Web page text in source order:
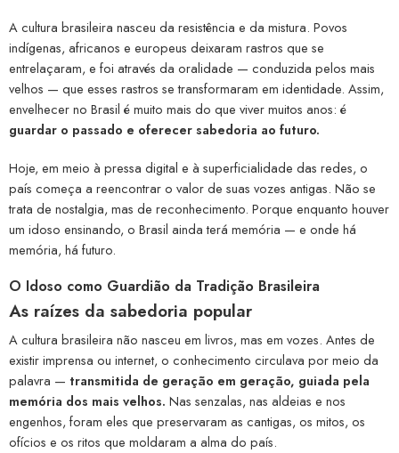
A cultura brasileira nasceu da resistência e da mistura. Povos
indígenas, africanos e europeus deixaram rastros que se
entrelaçaram, e foi através da oralidade — conduzida pelos mais
velhos — que esses rastros se transformaram em identidade. Assim,
envelhecer no Brasil é muito mais do que viver muitos anos: é
guardar o passado e oferecer sabedoria ao futuro.
Hoje, em meio à pressa digital e à superficialidade das redes, o
país começa a reencontrar o valor de suas vozes antigas. Não se
trata de nostalgia, mas de reconhecimento. Porque enquanto houver
um idoso ensinando, o Brasil ainda terá memória — e onde há
memória, há futuro.
O Idoso como Guardião da Tradição Brasileira
As raízes da sabedoria popular
A cultura brasileira não nasceu em livros, mas em vozes. Antes de
existir imprensa ou internet, o conhecimento circulava por meio da
palavra — transmitida de geração em geração, guiada pela
memória dos mais velhos. Nas senzalas, nas aldeias e nos
engenhos, foram eles que preservaram as cantigas, os mitos, os
ofícios e os ritos que moldaram a alma do país.